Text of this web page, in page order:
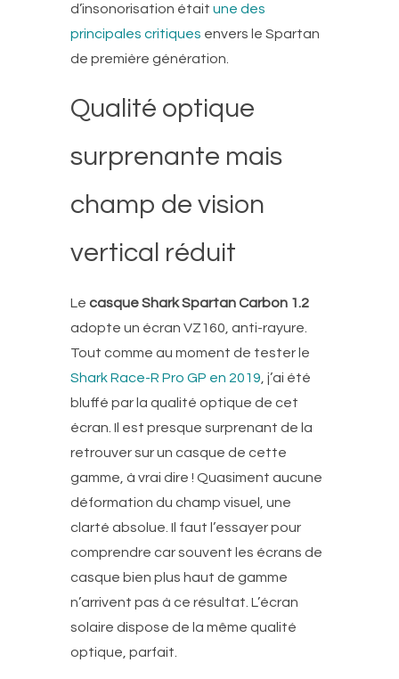
d’insonorisation était une des
principales critiques envers le Spartan
de première génération.
Qualité optique
surprenante mais
champ de vision
vertical réduit
Le casque Shark Spartan Carbon 1.2
adopte un écran VZ160, anti-rayure.
Tout comme au moment de tester le
Shark Race-R Pro GP en 2019 , j’ai été
bluffé par la qualité optique de cet
écran. Il est presque surprenant de la
retrouver sur un casque de cette
gamme, à vrai dire ! Quasiment aucune
déformation du champ visuel, une
clarté absolue. Il faut l’essayer pour
comprendre car souvent les écrans de
casque bien plus haut de gamme
n’arrivent pas à ce résultat. L’écran
solaire dispose de la même qualité
optique, parfait.